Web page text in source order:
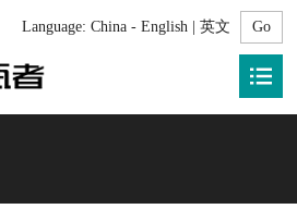
Language: China - English | 英文